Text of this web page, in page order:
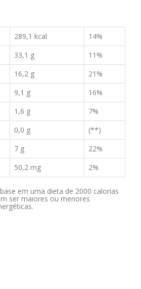
289,1 kcal
14%
33,1 g
11%
16,2 g
21%
9,1 g
16%
1,6 g
7%
0,0 g
(**)
7 g
22%
50,2 mg 2%
em uma dieta de 2000 calorias
ser maiores ou menores